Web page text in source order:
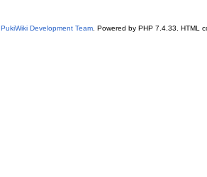
PukiWiki Development Team. Powered by PHP 7.4.33. HTML